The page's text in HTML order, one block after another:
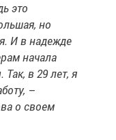
это
но
И в надежде
начала
в 29 лет, я
–
о своем